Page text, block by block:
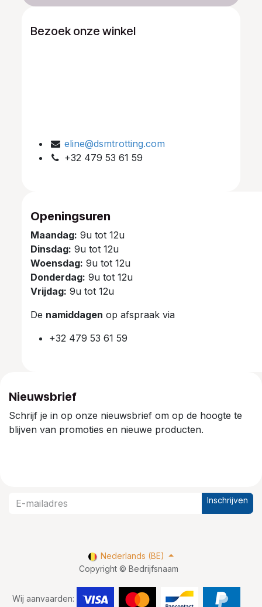
Bezoek onze winkel
eline@dsmtrotting.com
+32 479 53 61 59
Openingsuren
Maandag: 9u tot 12u
Dinsdag: 9u tot 12u
Woensdag: 9u tot 12u
Donderdag: 9u tot 12u
Vrijdag: 9u tot 12u
De namiddagen op afspraak via
+32 479 53 61 59
Nieuwsbrief
Schrijf je in op onze nieuwsbrief om op de hoogte te
blijven van promoties en nieuwe producten.
Inschrijven
Copyright © Bedrijfsnaam
Wij aanvaarden:
Nederlands (BE)